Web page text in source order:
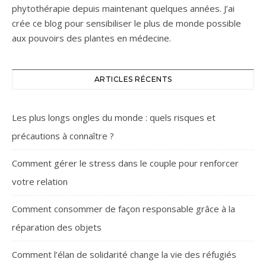
phytothérapie depuis maintenant quelques années. J’ai
crée ce blog pour sensibiliser le plus de monde possible
aux pouvoirs des plantes en médecine.
ARTICLES RÉCENTS
Les plus longs ongles du monde : quels risques et
précautions à connaître ?
Comment gérer le stress dans le couple pour renforcer
votre relation
Comment consommer de façon responsable grâce à la
réparation des objets
Comment l’élan de solidarité change la vie des réfugiés